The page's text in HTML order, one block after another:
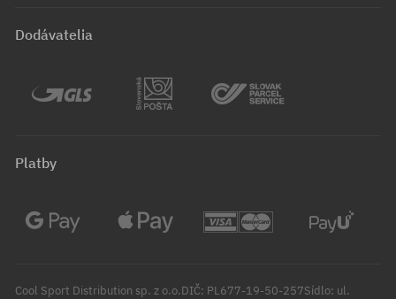
Dodávatelia
Platby
Cool Sport Distribution sp. z o.o.DIČ: PL677-19-50-257Sídlo: ul.